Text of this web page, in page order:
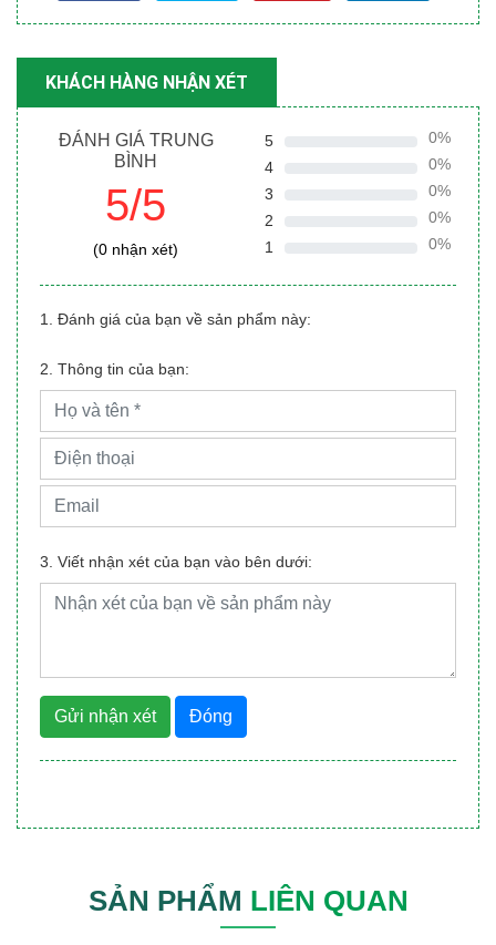
KHÁCH HÀNG NHẬN XÉT
ĐÁNH GIÁ TRUNG
BÌNH
5/5
(0 nhận xét)
5
0%
4
0%
3
0%
2
0%
1
0%
1. Đánh giá của bạn về sản phẩm này:
2. Thông tin của bạn:
3. Viết nhận xét của bạn vào bên dưới:
Gửi nhận xét Đóng
SẢN PHẨM LIÊN QUAN